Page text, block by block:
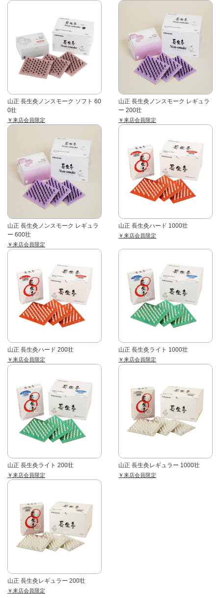
山正 長生灸ノンスモーク ソフト 60
0壮
￥来店会員限定
山正 長生灸ノンスモーク レギュラ
ー 200壮
￥来店会員限定
山正 長生灸ノンスモーク レギュラ
ー 600壮
￥来店会員限定
山正 長生灸ハード 1000壮
￥来店会員限定
山正 長生灸ハード 200壮
￥来店会員限定
山正 長生灸ライト 1000壮
￥来店会員限定
山正 長生灸ライト 200壮
￥来店会員限定
山正 長生灸レギュラー 1000壮
￥来店会員限定
山正 長生灸レギュラー 200壮
￥来店会員限定